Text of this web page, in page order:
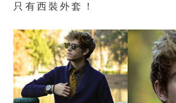
只有西裝外套！